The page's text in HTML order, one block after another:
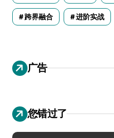
跨界融合 进阶实战
广告
您错过了